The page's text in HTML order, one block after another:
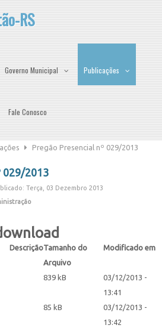
RS
Governo Municipal Publicações
Fale Conosco
Pregão Presencial nº 029/2013
029/2013
Terça, 03 Dezembro 2013
DescriçãoTamanho do
Arquivo
Modificado em
839 kB
03/12/2013 -
13:41
85 kB
03/12/2013 -
13:42